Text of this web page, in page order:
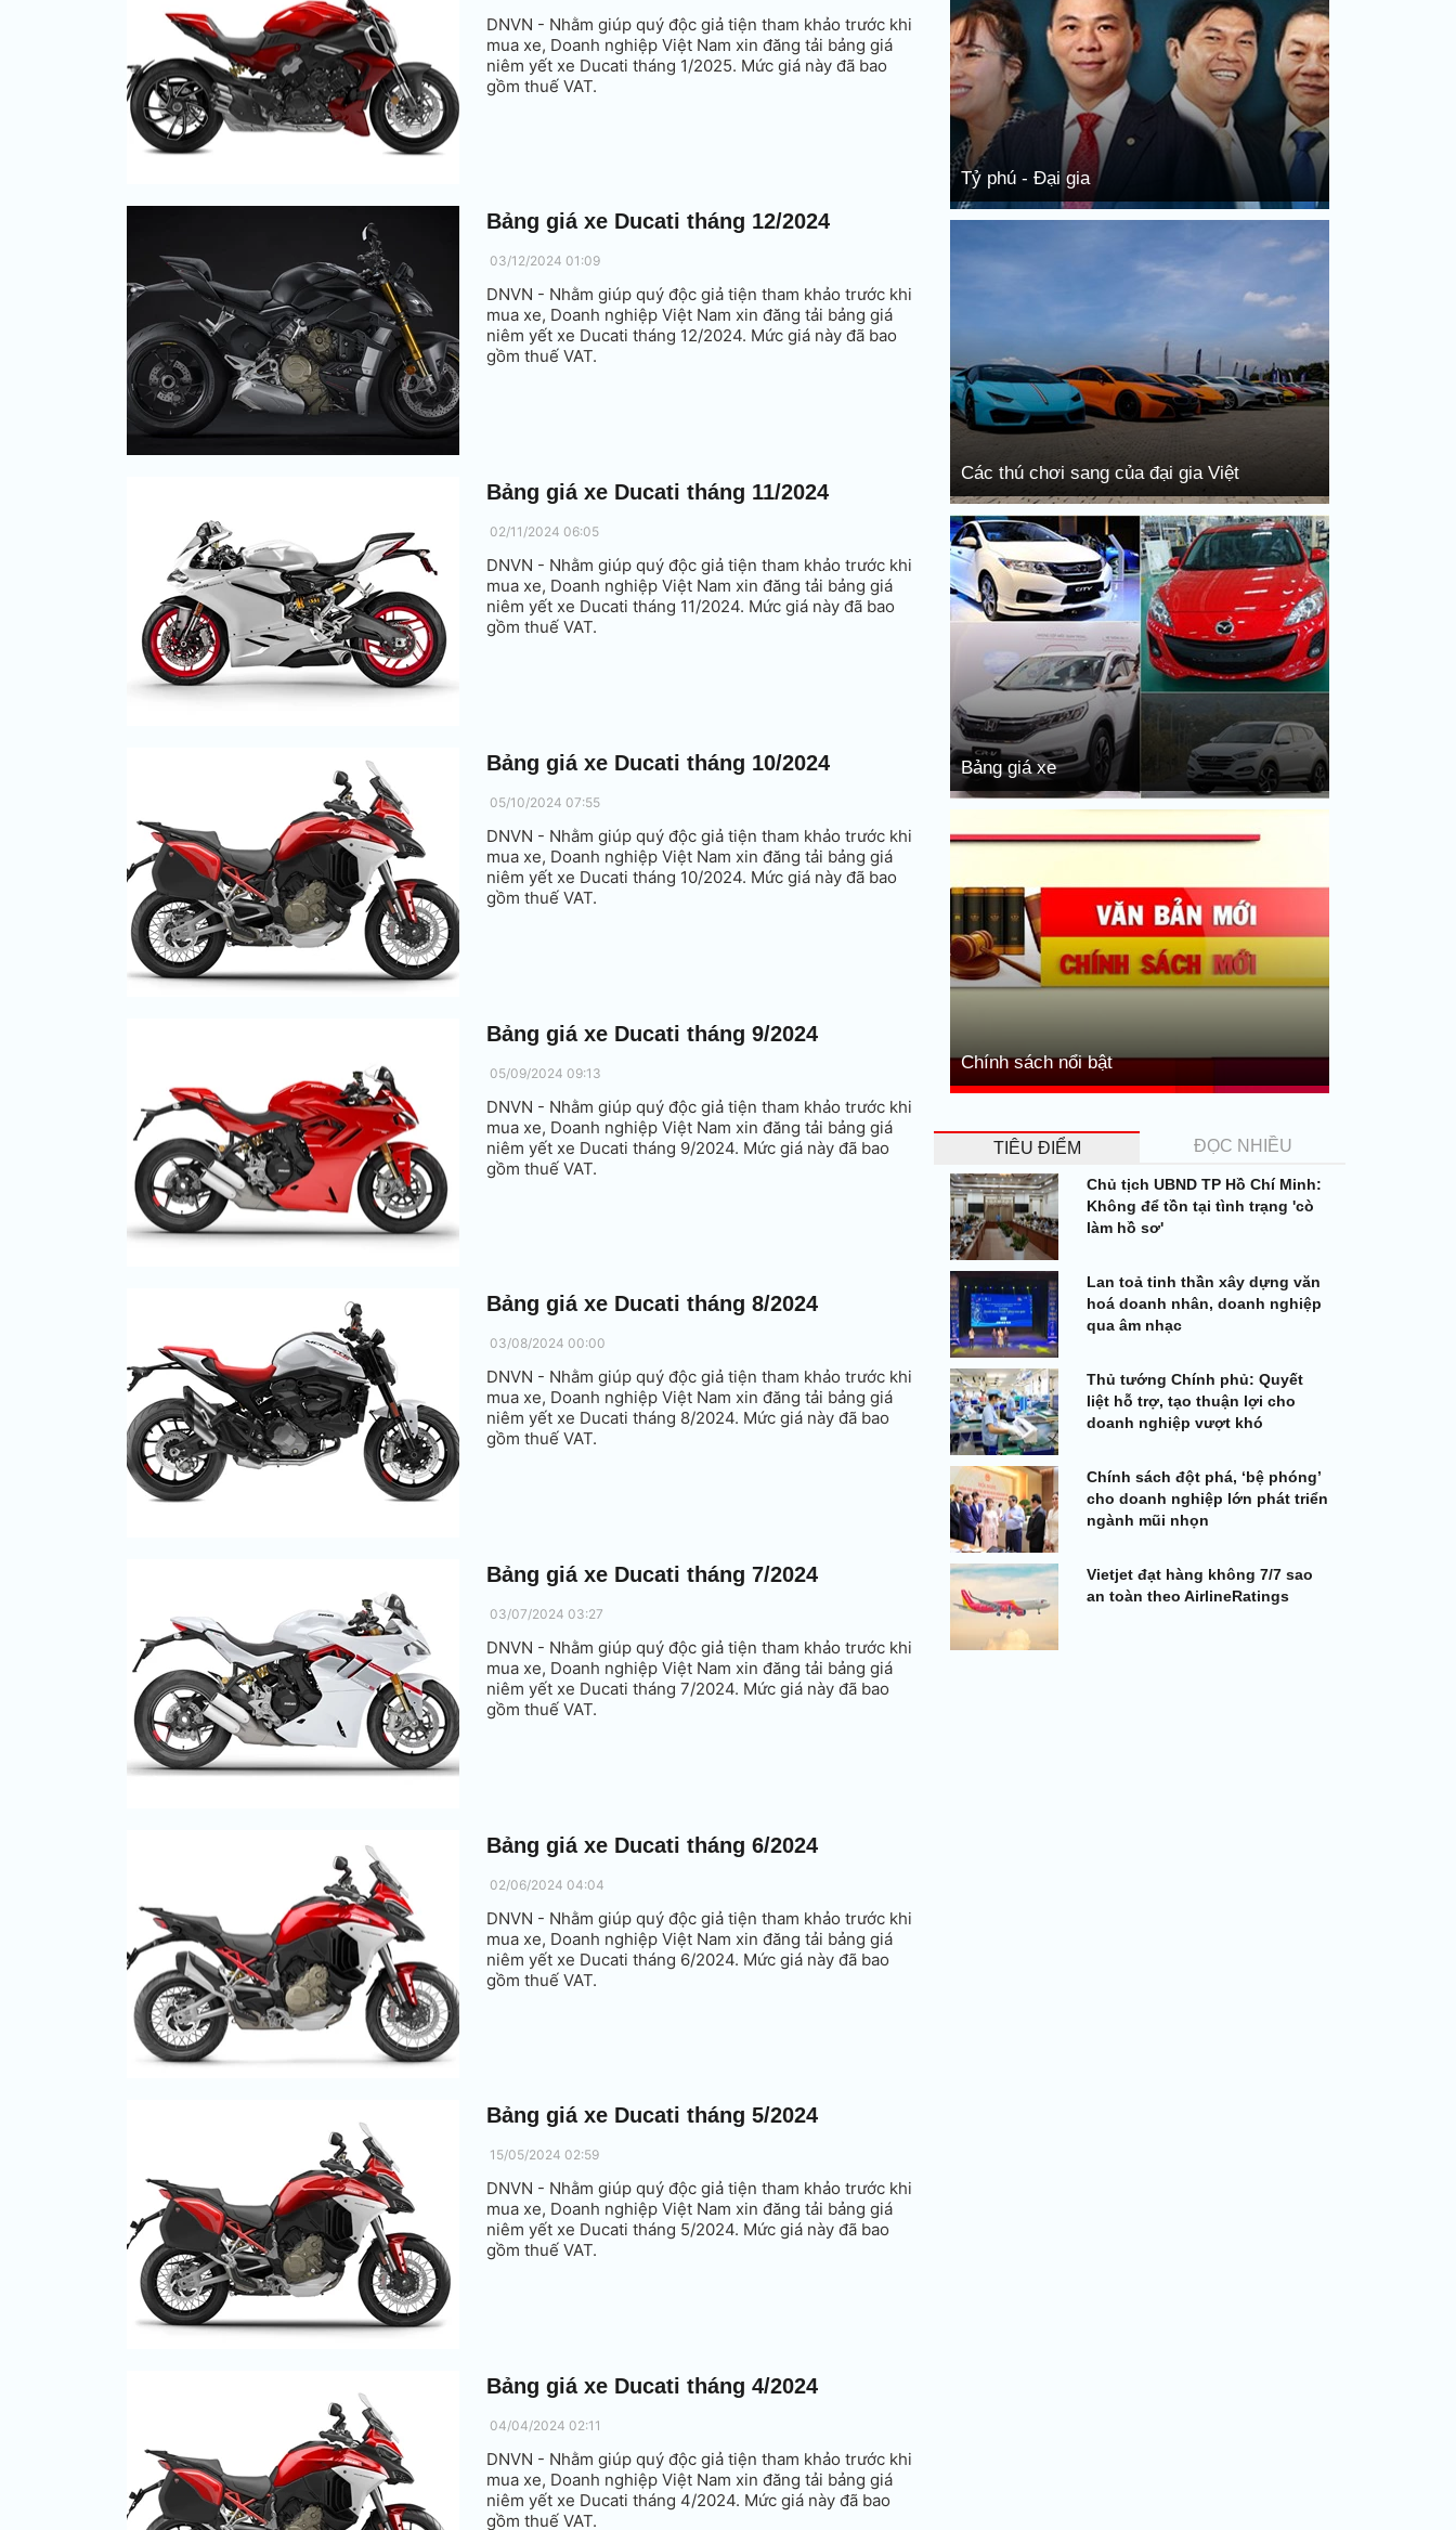
DNVN - Nhằm giúp quý độc giả tiện tham khảo trước khi
mua xe, Doanh nghiệp Việt Nam xin đăng tải bảng giá
niêm yết xe Ducati tháng 1/2025. Mức giá này đã bao
gồm thuế VAT.
Bảng giá xe Ducati tháng 12/2024
03/12/2024 01:09
DNVN - Nhằm giúp quý độc giả tiện tham khảo trước khi
mua xe, Doanh nghiệp Việt Nam xin đăng tải bảng giá
niêm yết xe Ducati tháng 12/2024. Mức giá này đã bao
gồm thuế VAT.
Bảng giá xe Ducati tháng 11/2024
02/11/2024 06:05
DNVN - Nhằm giúp quý độc giả tiện tham khảo trước khi
mua xe, Doanh nghiệp Việt Nam xin đăng tải bảng giá
niêm yết xe Ducati tháng 11/2024. Mức giá này đã bao
gồm thuế VAT.
Bảng giá xe Ducati tháng 10/2024
05/10/2024 07:55
DNVN - Nhằm giúp quý độc giả tiện tham khảo trước khi
mua xe, Doanh nghiệp Việt Nam xin đăng tải bảng giá
niêm yết xe Ducati tháng 10/2024. Mức giá này đã bao
gồm thuế VAT.
Bảng giá xe Ducati tháng 9/2024
05/09/2024 09:13
DNVN - Nhằm giúp quý độc giả tiện tham khảo trước khi
mua xe, Doanh nghiệp Việt Nam xin đăng tải bảng giá
niêm yết xe Ducati tháng 9/2024. Mức giá này đã bao
gồm thuế VAT.
Bảng giá xe Ducati tháng 8/2024
03/08/2024 00:00
DNVN - Nhằm giúp quý độc giả tiện tham khảo trước khi
mua xe, Doanh nghiệp Việt Nam xin đăng tải bảng giá
niêm yết xe Ducati tháng 8/2024. Mức giá này đã bao
gồm thuế VAT.
Bảng giá xe Ducati tháng 7/2024
03/07/2024 03:27
DNVN - Nhằm giúp quý độc giả tiện tham khảo trước khi
mua xe, Doanh nghiệp Việt Nam xin đăng tải bảng giá
niêm yết xe Ducati tháng 7/2024. Mức giá này đã bao
gồm thuế VAT.
Bảng giá xe Ducati tháng 6/2024
02/06/2024 04:04
DNVN - Nhằm giúp quý độc giả tiện tham khảo trước khi
mua xe, Doanh nghiệp Việt Nam xin đăng tải bảng giá
niêm yết xe Ducati tháng 6/2024. Mức giá này đã bao
gồm thuế VAT.
Bảng giá xe Ducati tháng 5/2024
15/05/2024 02:59
DNVN - Nhằm giúp quý độc giả tiện tham khảo trước khi
mua xe, Doanh nghiệp Việt Nam xin đăng tải bảng giá
niêm yết xe Ducati tháng 5/2024. Mức giá này đã bao
gồm thuế VAT.
Bảng giá xe Ducati tháng 4/2024
04/04/2024 02:11
DNVN - Nhằm giúp quý độc giả tiện tham khảo trước khi
mua xe, Doanh nghiệp Việt Nam xin đăng tải bảng giá
niêm yết xe Ducati tháng 4/2024. Mức giá này đã bao
gồm thuế VAT.
Tỷ phú - Đại gia
Các thú chơi sang của đại gia Việt
Bảng giá xe
Chính sách nổi bật
TIÊU ĐIỂM ĐỌC NHIỀU
Chủ tịch UBND TP Hồ Chí Minh:
Không để tồn tại tình trạng 'cò
làm hồ sơ'
Lan toả tinh thần xây dựng văn
hoá doanh nhân, doanh nghiệp
qua âm nhạc
Thủ tướng Chính phủ: Quyết
liệt hỗ trợ, tạo thuận lợi cho
doanh nghiệp vượt khó
Chính sách đột phá, ‘bệ phóng’
cho doanh nghiệp lớn phát triển
ngành mũi nhọn
Vietjet đạt hàng không 7/7 sao
an toàn theo AirlineRatings